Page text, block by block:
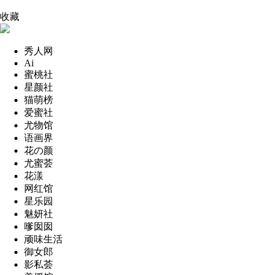
收藏
秀人网
Ai
蜜桃社
星颜社
猫萌榜
爱蜜社
尤物馆
语画界
花の颜
尤蜜荟
花漾
网红馆
星乐园
魅妍社
嗲囡囡
顽味生活
御女郎
影私荟